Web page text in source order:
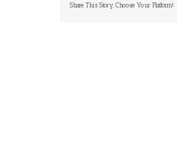
Share This Story, Choose Your Platform!